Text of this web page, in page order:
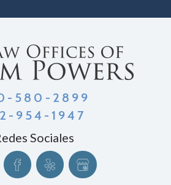
580-2899
954-1947
Sociales